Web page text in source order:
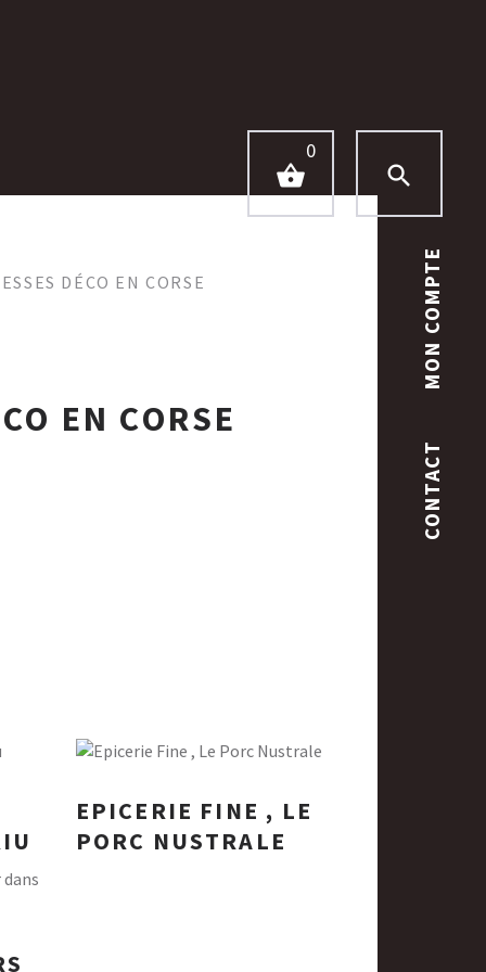
0
CONTACT
MON COMPTE
DÉCO EN CORSE
EN CORSE
EPICERIE FINE , LE
PORC NUSTRALE